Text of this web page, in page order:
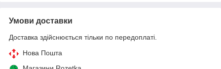
Умови доставки
Доставка здійснюється тільки по передоплаті.
Нова Пошта